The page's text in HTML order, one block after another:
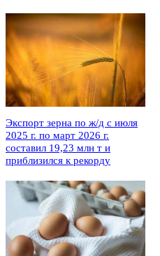
Экспорт зерна по ж/д с июля
2025 г. по март 2026 г.
составил 19,23 млн т и
приблизился к рекорду